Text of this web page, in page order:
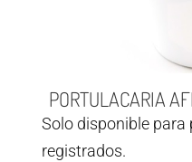
PORTULACARIA
Solo disponible para
registrados.